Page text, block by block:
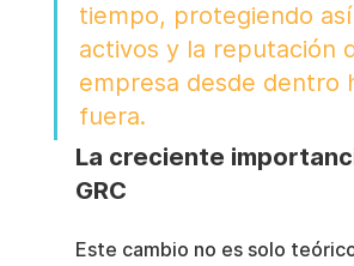
tiempo, protegiendo
activos y la reputación
empresa desde dentro
fuera.
La creciente
GRC
Este cambio no es solo